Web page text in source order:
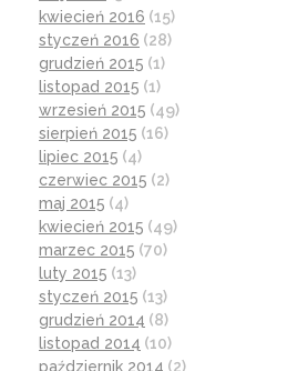
kwiecień 2016 (15)
styczeń 2016 (28)
grudzień 2015 (1)
listopad 2015 (1)
wrzesień 2015 (49)
sierpień 2015 (16)
lipiec 2015 (4)
czerwiec 2015 (2)
maj 2015 (4)
kwiecień 2015 (49)
marzec 2015 (70)
luty 2015 (13)
styczeń 2015 (13)
grudzień 2014 (8)
listopad 2014 (10)
październik 2014 (2)